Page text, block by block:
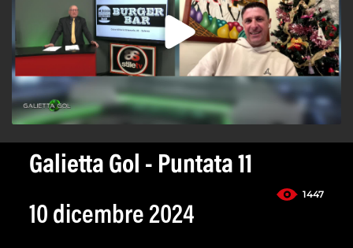
Galietta Gol - Puntata 11
1447
10 dicembre 2024